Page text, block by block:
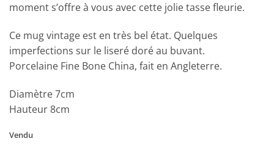
moment s’offre à vous avec cette jolie tasse fleurie.
Ce mug vintage est en très bel état. Quelques
imperfections sur le liseré doré au buvant.
Porcelaine Fine Bone China, fait en Angleterre.
Diamètre 7cm
Hauteur 8cm
Vendu